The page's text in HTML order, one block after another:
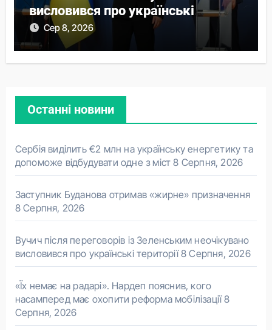
висловився про українські
території
Сер 8, 2026
Останні новини
Сербія виділить €2 млн на українську енергетику та
допоможе відбудувати одне з міст 8 Серпня, 2026
Заступник Буданова отримав «жирне» призначення
8 Серпня, 2026
Вучич після переговорів із Зеленським неочікувано
висловився про українські території 8 Серпня, 2026
«Їх немає на радарі». Нардеп пояснив, кого
насамперед має охопити реформа мобілізації 8
Серпня, 2026